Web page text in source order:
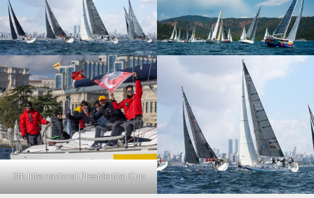
3th Internazional Presidential Cup